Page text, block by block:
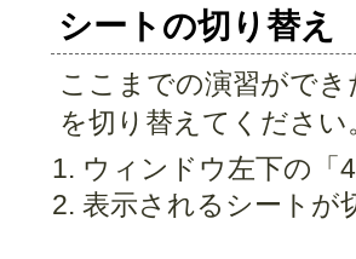
シートの切り替え
ここまでの演習がで
を切り替えてください
ウィンドウ左下の「
表示されるシートが